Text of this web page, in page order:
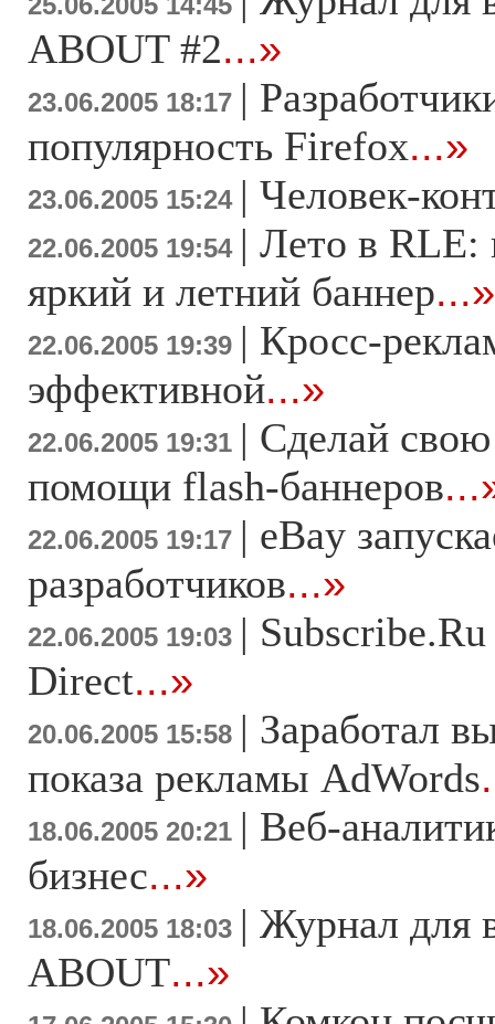
ABOUT #2...»
23.06.2005 18:17 |
популярность Firefox...»
23.06.2005 15:24 | Человек-
22.06.2005 19:54 | Лето в RLE:
яркий и летний баннер...»
22.06.2005 19:39 | Кросс-
эффективной...»
22.06.2005 19:31 | Сделай
помощи flash-баннеров
22.06.2005 19:17 | eBay
разработчиков...»
22.06.2005 19:03 |
Direct...»
20.06.2005 15:58 | Заработал
показа рекламы AdWords
18.06.2005 20:21 | Веб-
бизнес...»
18.06.2005 18:03 | Журнал для
ABOUT...»